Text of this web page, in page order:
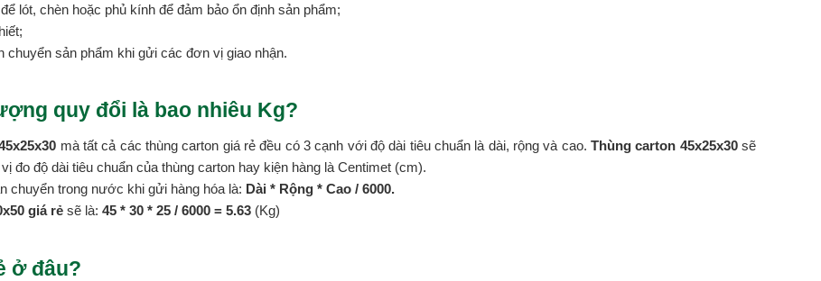
lót, chèn hoặc phủ kính để đảm bảo ổn định sản phẩm;
sản phẩm khi gửi các đơn vị giao nhận.
quy đổi là bao nhiêu Kg?
mà tất cả các thùng carton giá rẻ đều có 3 cạnh với độ dài tiêu chuẩn là dài, rộng và cao.Thùng carton 45x25x30sẽ
đo độ dài tiêu chuẩn của thùng carton hay kiện hàng là Centimet (cm).
chuyển trong nước khi gửi hàng hóa là: Dài * Rộng * Cao / 6000.
giá rẻ sẽ là: 45 * 30 * 25 / 6000 = 5.63 (Kg)
ở đâu?